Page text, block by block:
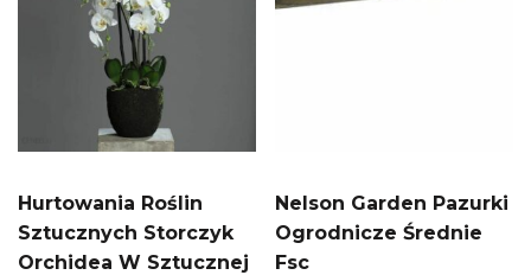
Hurtowania Roślin
Sztucznych Storczyk
Orchidea W Sztucznej
Nelson Garden Pazurki
Ogrodnicze Średnie
Fsc